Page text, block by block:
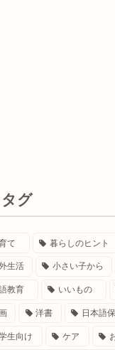
タグ
て 暮らしのヒント
生活 小さい子から
教育 いいもの
洋書 日本語
生向け ケア